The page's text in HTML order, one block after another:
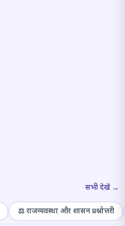
सभी देखें →
⚖️ राजव्यवस्था और शासन प्रश्नोत्तरी